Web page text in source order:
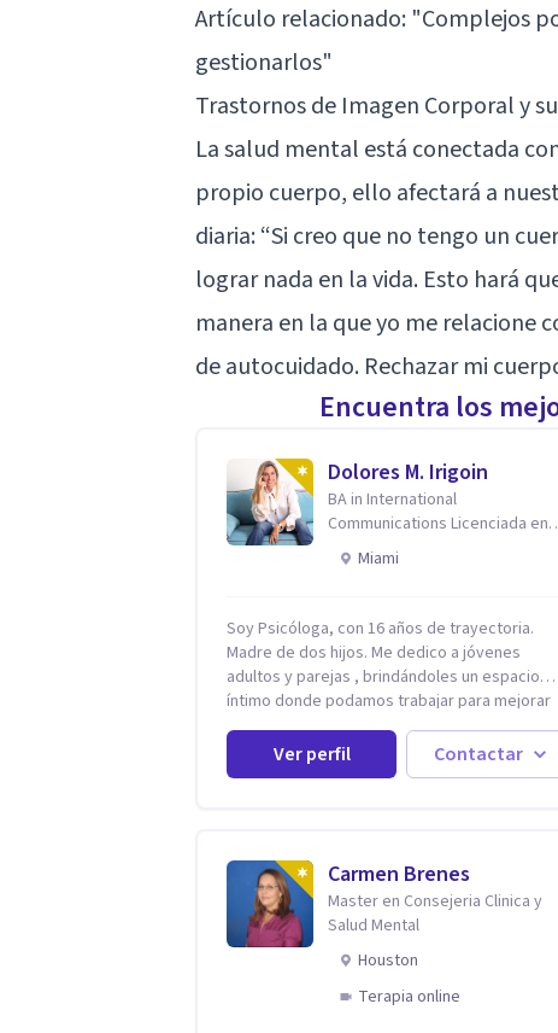
Artículo relacionado: "Complejos
gestionarlos"
Trastornos de Imagen Corporal y
La salud mental está conectada
propio cuerpo, ello afectará a
diaria: “Si creo que no tengo un
lograr nada en la vida. Esto hará
manera en la que yo me relacione
de autocuidado. Rechazar mi
Encuentra los
Dolores M. Irigoin
BA in International
Communications Licenciada en
Psicologia Filosofia China en
Harvard
Miami
Soy Psicóloga, con 16 años de trayectoria.
Madre de dos hijos. Me dedico a jóvenes
adultos y parejas , brindándoles un espacio
íntimo donde podamos trabajar para mejorar
todos los aspectos de sus vidas. Conozco
primero a los padres, en el caso de niños u
adolescentes, para luego seguir la terapia con
brindándoles un espacio de seguridad. Hago
terapia de pareja y adultos con método
integrativo. Más información en:
Ver perfil Contactar
Carmen Brenes
Master en Consejeria Clinica y
Salud Mental
Houston
Terapia online